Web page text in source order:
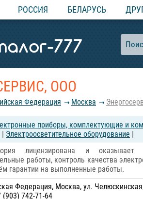
РОССИЯ БЕЛАРУСЬ
ООО
Федерация Москва
приборы, комплектующие и
| Электроосветительное оборудование |
лицензирована и
работы, контроль качества
гарантии на выполненные работы.
Федерация, Москва, ул.
(903) 742-71-64